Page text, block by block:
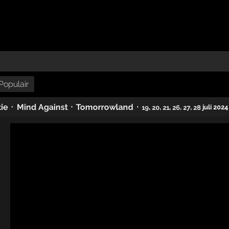
· Mind Against · Tomorrowland · 19,20,21,26,27,28juli 2024